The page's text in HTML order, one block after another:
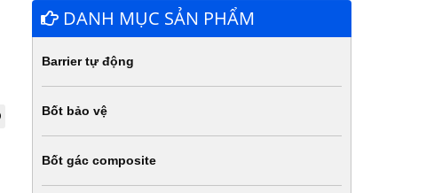
DANH MỤC SẢN PHẨM
Barrier tự động
Bốt bảo vệ
Bốt gác composite